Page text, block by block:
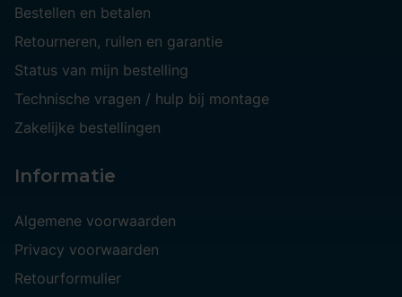
Bestellen en betalen
Retourneren, ruilen en garantie
Status van mijn bestelling
Technische vragen / hulp bij montage
Zakelijke bestellingen
Informatie
Algemene voorwaarden
Privacy voorwaarden
Retourformulier